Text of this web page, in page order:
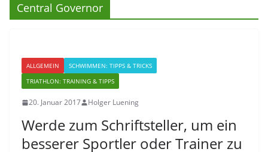
Central Governor
ALLGEMEIN
SCHWIMMEN: TIPPS & TRICKS
TRIATHLON: TRAINING & TIPPS
20. Januar 2017 Holger Luening
Werde zum Schriftsteller, um ein
besserer Sportler oder Trainer zu